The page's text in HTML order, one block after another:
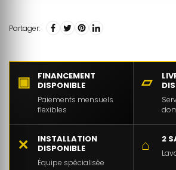
Partager:
▣
FINANCEMENT
DISPONIBLE
Paiements mensuels
flexibles
▱
✕
INSTALLATION
DISPONIBLE
Équipe spécialisée
⌂ 2